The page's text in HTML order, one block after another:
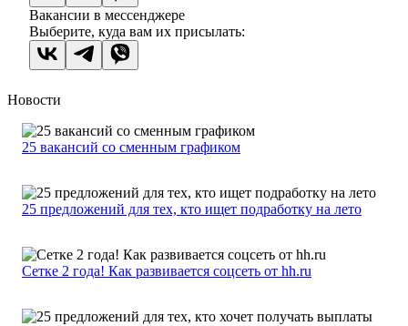
Вакансии в мессенджере
Выберите, куда вам их присылать:
Новости
25 вакансий со сменным графиком
25 предложений для тех, кто ищет подработку на лето
Сетке 2 года! Как развивается соцсеть от hh.ru